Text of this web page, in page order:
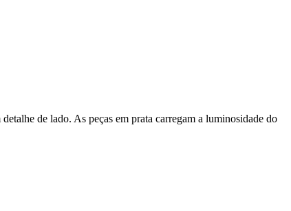
de lado. As peças em prata carregam a luminosidade do